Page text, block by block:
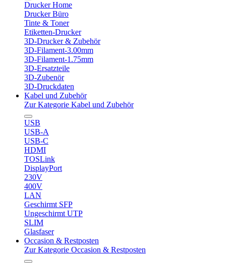
Drucker Home
Drucker Büro
Tinte & Toner
Etiketten-Drucker
3D-Drucker & Zubehör
3D-Filament-3.00mm
3D-Filament-1.75mm
3D-Ersatzteile
3D-Zubenör
3D-Druckdaten
Kabel und Zubehör
Zur Kategorie Kabel und Zubehör
USB
USB-A
USB-C
HDMI
TOSLink
DisplayPort
230V
400V
LAN
Geschirmt SFP
Ungeschirmt UTP
SLIM
Glasfaser
Occasion & Restposten
Zur Kategorie Occasion & Restposten